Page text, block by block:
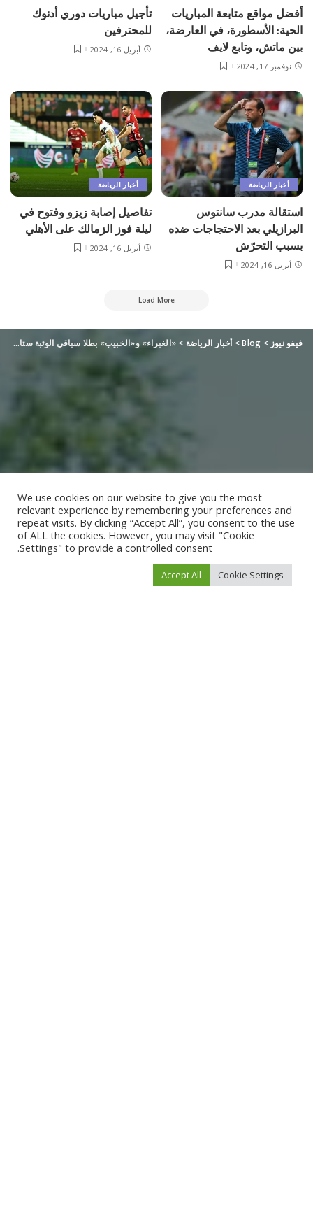
أفضل مواقع متابعة المباريات
الحية: الأسطورة، في العارضة،
بين ماتش، وتابع لايف
نوفمبر 17, 2024
تأجيل مباريات دوري أدنوك
للمحترفين
أبريل 16, 2024
أخبار الرياضة
استقالة مدرب سانتوس
البرازيلي بعد الاحتجاجات ضده
بسبب التحرّش
أبريل 16, 2024
أخبار الرياضة
تفاصيل إصابة زيزو وفتوح في
ليلة فوز الزمالك على الأهلي
أبريل 16, 2024
Load More
فيفو نيوز >
Blog
> أخبار الرياضة > «الغبراء» و«الخبيب» بطلا سباقي الوثبة ستاليونز
We use cookies on our website to give you the most
relevant experience by remembering your preferences and
repeat visits. By clicking “Accept All”, you consent to the use
of ALL the cookies. However, you may visit "Cookie
Settings" to provide a controlled consent.
Cookie Settings
Accept All